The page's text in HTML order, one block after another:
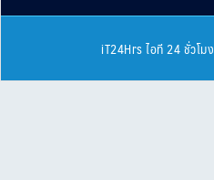
iT24Hrs ไอที 24 ชั่วโมง